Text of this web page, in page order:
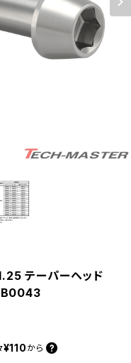
テーパーヘッド
¥110 から